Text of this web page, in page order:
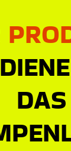
DAS